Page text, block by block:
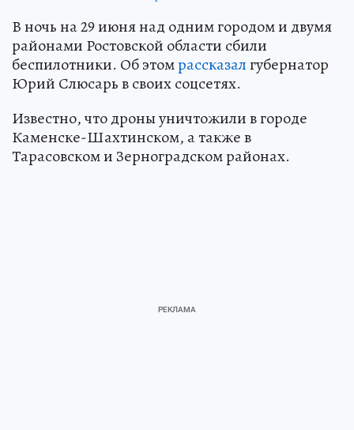
В ночь на 29 июня над одним городом и двумя
районами Ростовской области сбили
беспилотники. Об этомрассказалгубернатор
Юрий Слюсарь в своих соцсетях.
Известно, что дроны уничтожили в городе
Каменске-Шахтинском, а также в
Тарасовском и Зерноградском районах.